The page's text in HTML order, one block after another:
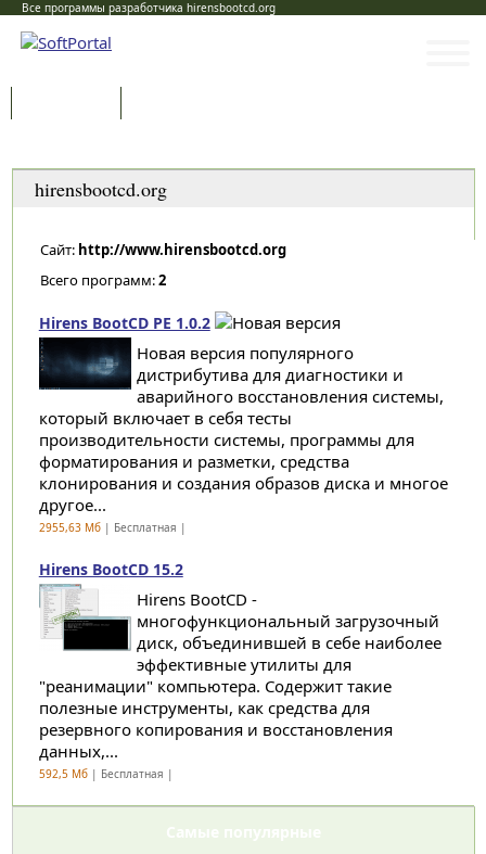
Все программы разработчика hirensbootcd.org
hirensbootcd.org
Сайт: http://www.hirensbootcd.org
Всего программ:2
Hirens BootCD PE 1.0.2
Новая версия популярного
дистрибутива для диагностики и
аварийного восстановления системы,
который включает в себя тесты
производительности системы, программы для
форматирования и разметки, средства
клонирования и создания образов диска и многое
другое...
2955,63 Мб| Бесплатная |
Hirens BootCD 15.2
Hirens BootCD -
многофункциональный загрузочный
диск, объединившей в себе наиболее
эффективные утилиты для
"реанимации" компьютера. Содержит такие
полезные инструменты, как средства для
резервного копирования и восстановления
данных,...
592,5 Мб| Бесплатная |
Самые популярные